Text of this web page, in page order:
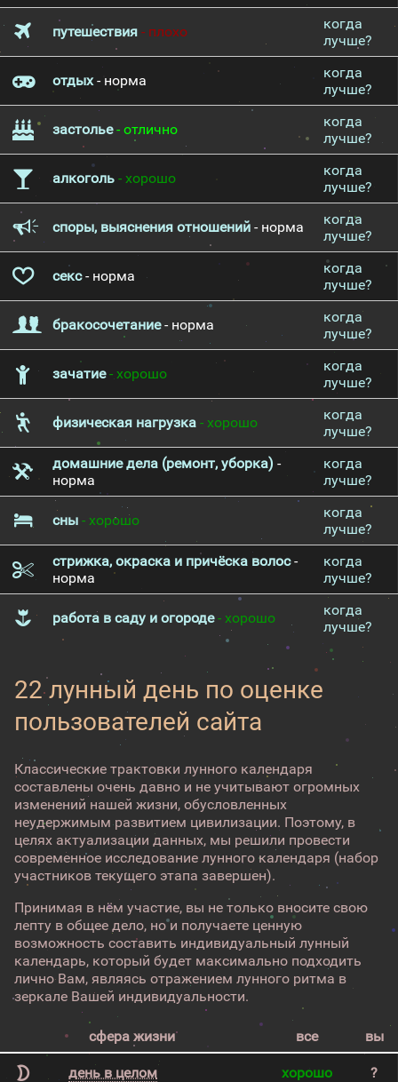
путешествия - плохо
когда
лучше?
отдых- норма
когда
лучше?
застолье- отлично
когда
лучше?
алкоголь - хорошо
когда
лучше?
споры, выяснения отношений - норма
когда
лучше?
секс- норма
когда
лучше?
бракосочетание- норма
когда
лучше?
зачатие- хорошо
когда
лучше?
физическая нагрузка - хорошо
когда
лучше?
домашние дела (ремонт, уборка) -
норма
когда
лучше?
сны - хорошо
когда
лучше?
стрижка, окраска и причёска волос-
норма
когда
лучше?
работа в саду и огороде- хорошо
когда
лучше?
22 лунный день по оценке
пользователей сайта
Классические трактовки лунного календаря
составлены очень давно и не учитывают огромных
изменений нашей жизни, обусловленных
неудержимым развитием цивилизации. Поэтому, в
целях актуализации данных, мы решили провести
современное исследование лунного календаря (набор
участников текущего этапа завершен).
Принимая в нём участие, вы не только вносите свою
лепту в общее дело, но и получаете ценную
возможность составить индивидуальный лунный
календарь, который будет максимально подходить
лично Вам, являясь отражением лунного ритма в
зеркале Вашей индивидуальности.
сфера жизни все вы
день в целом хорошо ?